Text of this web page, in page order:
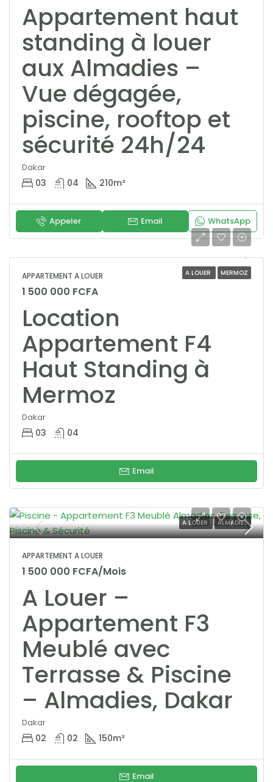
Appartement haut
standing à louer
aux Almadies –
Vue dégagée,
piscine, rooftop et
sécurité 24h/24
Dakar
03 04 210m²
Appeler Email WhatsApp
A LOUER MERMOZ
APPARTEMENT A LOUER
1 500 000 FCFA
Location
Appartement F4
Haut Standing à
Mermoz
Dakar
03 04
Email
A LOUER ALMADIES
APPARTEMENT A LOUER
1 500 000 FCFA/Mois
A Louer –
Appartement F3
Meublé avec
Terrasse & Piscine
– Almadies, Dakar
Dakar
02 02 150m²
Email